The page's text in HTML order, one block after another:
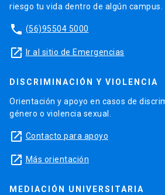
riesgo tu vida dentro de algún campus.
phone (56)95504 5000
launch Ir al sitio de Emergencias
DISCRIMINACIÓN Y VIOLENCIA
Orientación y apoyo en casos de
género o violencia sexual.
launch Contacto para apoyo
launch Más orientación
MEDIACIÓN UNIVERSITARIA